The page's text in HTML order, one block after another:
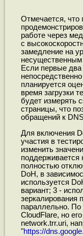
Отмечается, что
работе через
с
замедление на
Если первые два
планируется
время загрузки
будет измерять
страницы, что
обращений к
Для включения
участия в
изменить
поддерживается
полностью
DoH, в
используется
вариант; 3 -
зеркалирования
параллельно. По
CloudFlare, но
network.trr.uri,
"https://